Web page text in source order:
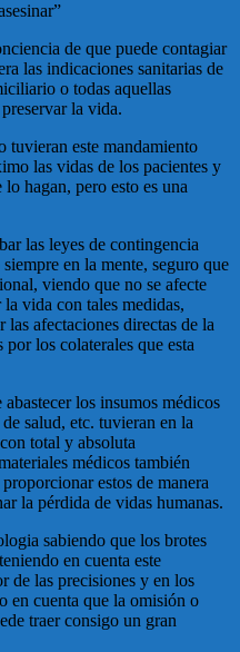
de que puede contagiar
las indicaciones sanitarias de
o todas aquellas
la vida.
tuvieran este mandamiento
las vidas de los pacientes y
hagan, pero esto es una
las leyes de contingencia
en la mente, seguro que
viendo que no se afecte
vida con tales medidas,
afectaciones directas de la
los colaterales que esta
los insumos médicos
salud, etc. tuvieran en la
total y absoluta
médicos también
estos de manera
la pérdida de vidas humanas.
sabiendo que los brotes
en cuenta este
de las precisiones y en los
en cuenta que la omisión o
traer consigo un gran